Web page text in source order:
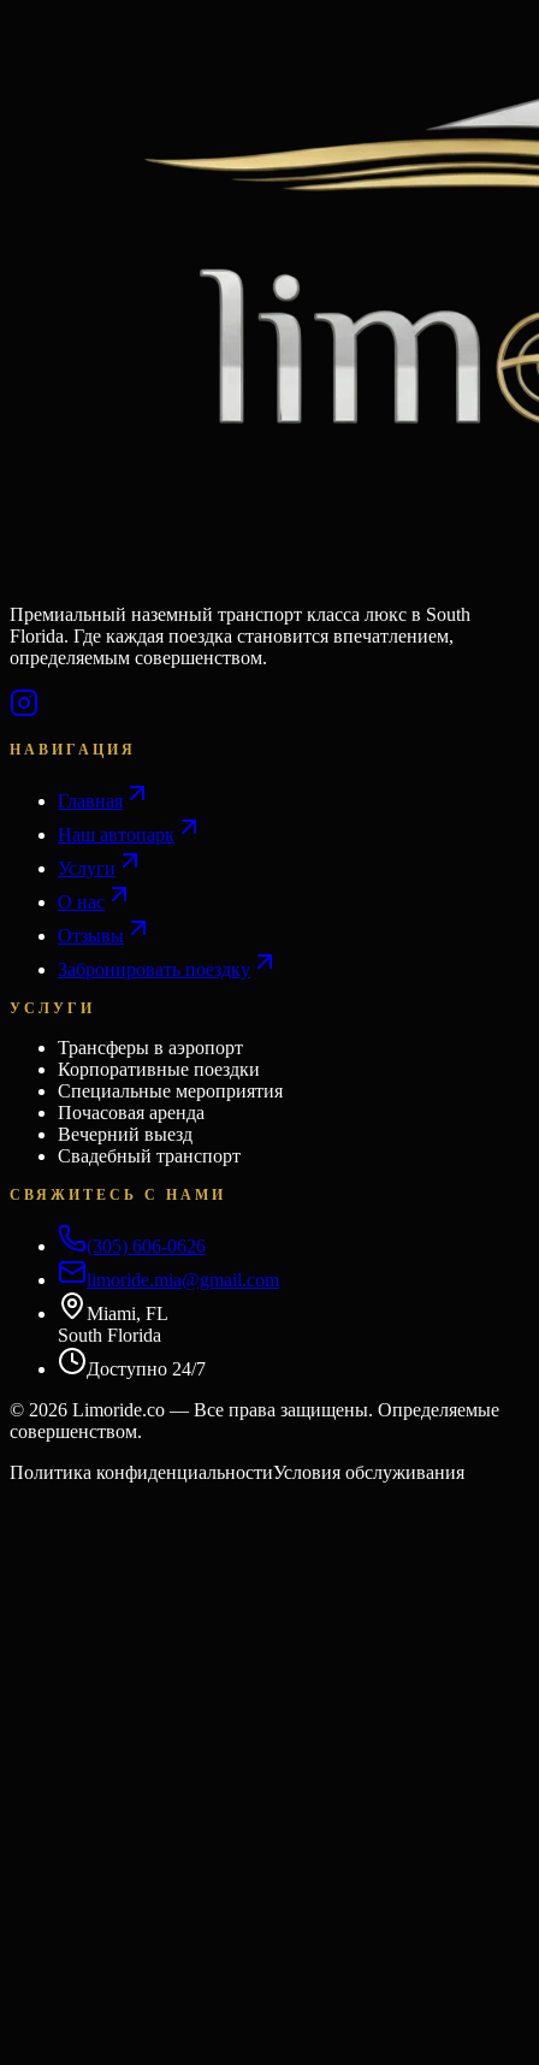
Премиальный наземный транспорт класса люкс в South
Florida. Где каждая поездка становится впечатлением,
определяемым совершенством.
НАВИГАЦИЯ
Главная
Наш автопарк
Услуги
О нас
Отзывы
Забронировать поездку
УСЛУГИ
Трансферы в аэропорт
Корпоративные поездки
Специальные мероприятия
Почасовая аренда
Вечерний выезд
Свадебный транспорт
СВЯЖИТЕСЬ С НАМИ
(305) 606-0626
limoride.mia@gmail.com
Miami, FL
South Florida
Доступно 24/7
© 2026 Limoride.co — Все права защищены. Определяемые
совершенством.
Политика конфиденциальностиУсловия обслуживания